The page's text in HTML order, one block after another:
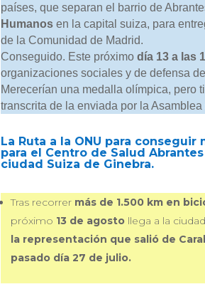
países, que separan el barrio de
Humanosen la capital suiza, para
de la Comunidad de Madrid.
Conseguido. Este próximodía 13 a las
organizaciones sociales y de defensa
Merecerían una medalla olímpica, pero
transcrita de la enviada por la
La Ruta a la ONU para conseguir
para el Centro de Salud
ciudad Suiza de Ginebra.
Tras recorrer más de 1.500 km en
próximo 13 de agosto llega a la
la representación que salió de
pasado día 27 de julio.